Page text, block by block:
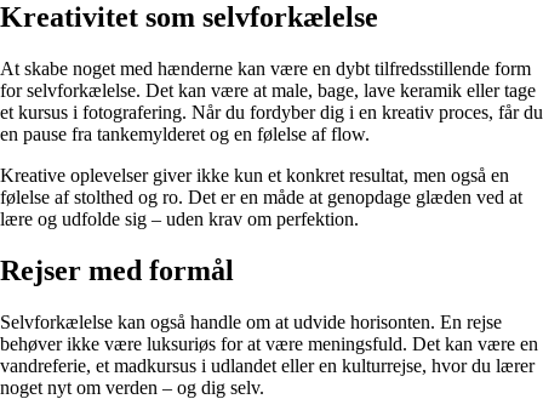
Kreativitet som selvforkælelse
At skabe noget med hænderne kan være en dybt tilfredsstillende form
for selvforkælelse. Det kan være at male, bage, lave keramik eller tage
et kursus i fotografering. Når du fordyber dig i en kreativ proces, får du
en pause fra tankemylderet og en følelse af flow.
Kreative oplevelser giver ikke kun et konkret resultat, men også en
følelse af stolthed og ro. Det er en måde at genopdage glæden ved at
lære og udfolde sig – uden krav om perfektion.
Rejser med formål
Selvforkælelse kan også handle om at udvide horisonten. En rejse
behøver ikke være luksuriøs for at være meningsfuld. Det kan være en
vandreferie, et madkursus i udlandet eller en kulturrejse, hvor du lærer
noget nyt om verden – og dig selv.